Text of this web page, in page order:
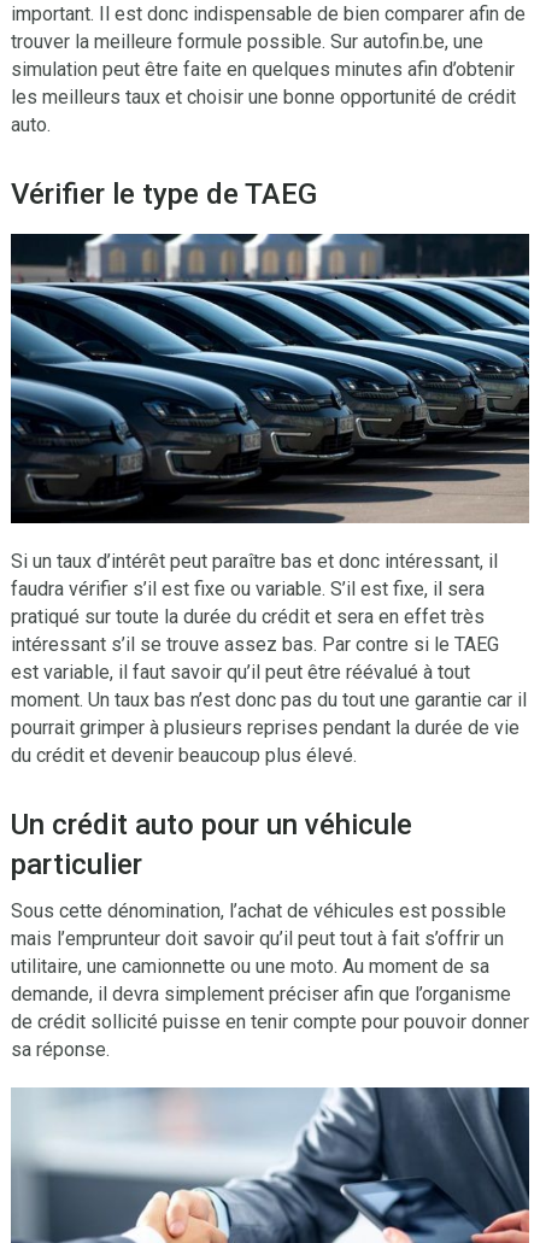
important. Il est donc indispensable de bien comparer afin de
trouver la meilleure formule possible. Sur autofin.be, une
simulation peut être faite en quelques minutes afin d’obtenir
les meilleurs taux et choisir une bonne opportunité de crédit
auto.
Vérifier le type de TAEG
Si un taux d’intérêt peut paraître bas et donc intéressant, il
faudra vérifier s’il est fixe ou variable. S’il est fixe, il sera
pratiqué sur toute la durée du crédit et sera en effet très
intéressant s’il se trouve assez bas. Par contre si le TAEG
est variable, il faut savoir qu’il peut être réévalué à tout
moment. Un taux bas n’est donc pas du tout une garantie car il
pourrait grimper à plusieurs reprises pendant la durée de vie
du crédit et devenir beaucoup plus élevé.
Un crédit auto pour un véhicule
particulier
Sous cette dénomination, l’achat de véhicules est possible
mais l’emprunteur doit savoir qu’il peut tout à fait s’offrir un
utilitaire, une camionnette ou une moto. Au moment de sa
demande, il devra simplement préciser afin que l’organisme
de crédit sollicité puisse en tenir compte pour pouvoir donner
sa réponse.